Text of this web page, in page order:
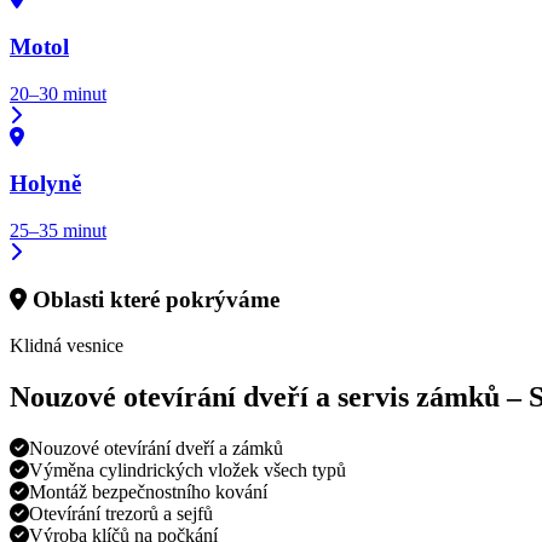
Motol
20–30 minut
Holyně
25–35 minut
Oblasti které pokrýváme
Klidná vesnice
Nouzové otevírání dveří a servis zámků –
Nouzové otevírání dveří a zámků
Výměna cylindrických vložek všech typů
Montáž bezpečnostního kování
Otevírání trezorů a sejfů
Výroba klíčů na počkání